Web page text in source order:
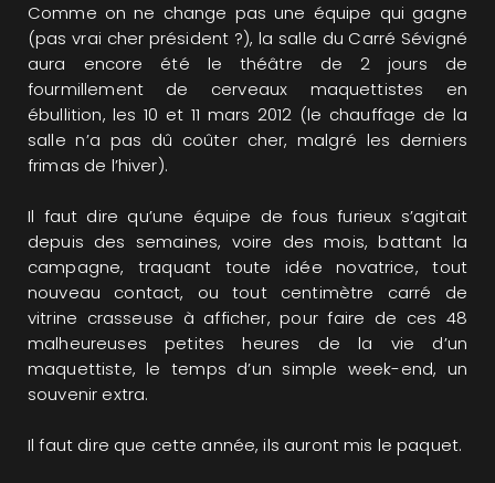
Comme on ne change pas une équipe qui gagne
(pas vrai cher président ?), la salle du Carré Sévigné
aura encore été le théâtre de 2 jours de
fourmillement de cerveaux maquettistes en
ébullition, les 10 et 11 mars 2012 (le chauffage de la
salle n’a pas dû coûter cher, malgré les derniers
frimas de l’hiver).
Il faut dire qu’une équipe de fous furieux s’agitait
depuis des semaines, voire des mois, battant la
campagne, traquant toute idée novatrice, tout
nouveau contact, ou tout centimètre carré de
vitrine crasseuse à afficher, pour faire de ces 48
malheureuses petites heures de la vie d’un
maquettiste, le temps d’un simple week-end, un
souvenir extra.
Il faut dire que cette année, ils auront mis le paquet.